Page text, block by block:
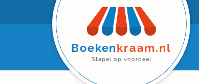
Boekenkraam.nl
Stapel op voordeel